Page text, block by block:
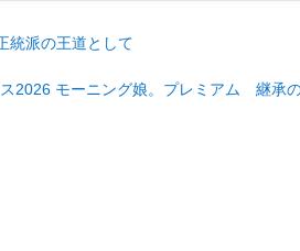
統派の王道として
2026 モーニング娘。プレミアム 継承